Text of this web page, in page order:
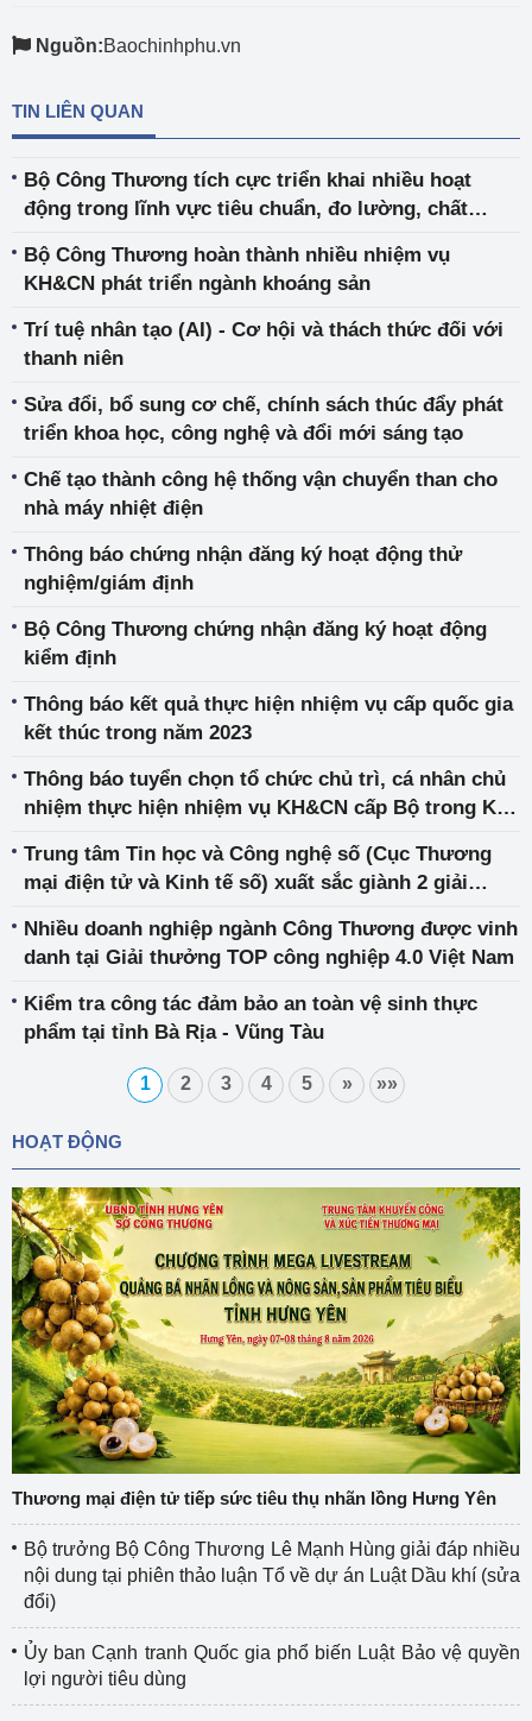
Nguồn:Baochinhphu.vn
TIN LIÊN QUAN
Bộ Công Thương tích cực triển khai nhiều hoạt
động trong lĩnh vực tiêu chuẩn, đo lường, chất
Bộ Công Thương hoàn thành nhiều nhiệm vụ
KH&CN phát triển ngành khoáng sản
Trí tuệ nhân tạo (AI) - Cơ hội và thách thức đối với
thanh niên
Sửa đổi, bổ sung cơ chế, chính sách thúc đẩy phát
triển khoa học, công nghệ và đổi mới sáng tạo
Chế tạo thành công hệ thống vận chuyển than cho
nhà máy nhiệt điện
Thông báo chứng nhận đăng ký hoạt động thử
nghiệm/giám định
Bộ Công Thương chứng nhận đăng ký hoạt động
kiểm định
Thông báo kết quả thực hiện nhiệm vụ cấp quốc gia
kết thúc trong năm 2023
Thông báo tuyển chọn tổ chức chủ trì, cá nhân chủ
nhiệm thực hiện nhiệm vụ KH&CN cấp Bộ trong Kế
Trung tâm Tin học và Công nghệ số (Cục Thương
mại điện tử và Kinh tế số) xuất sắc giành 2 giải
Nhiều doanh nghiệp ngành Công Thương được vinh
danh tại Giải thưởng TOP công nghiệp 4.0 Việt Nam
Kiểm tra công tác đảm bảo an toàn vệ sinh thực
phẩm tại tỉnh Bà Rịa - Vũng Tàu
1 2 3 4 5 » »»
HOẠT ĐỘNG
Thương mại điện tử tiếp sức tiêu thụ nhãn lồng Hưng Yên
Bộ trưởng Bộ Công Thương Lê Mạnh Hùng giải đáp nhiều
nội dung tại phiên thảo luận Tổ về dự án Luật Dầu khí (sửa
đổi)
Ủy ban Cạnh tranh Quốc gia phổ biến Luật Bảo vệ quyền
lợi người tiêu dùng